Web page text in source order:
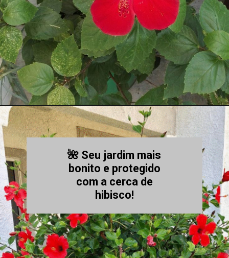
🌺 Seu jardim mais
bonito e protegido
com a cerca de
hibisco!